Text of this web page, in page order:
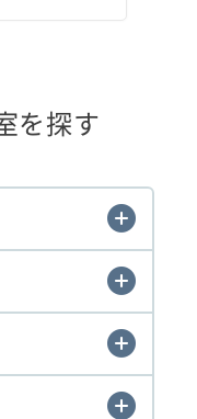
を探す